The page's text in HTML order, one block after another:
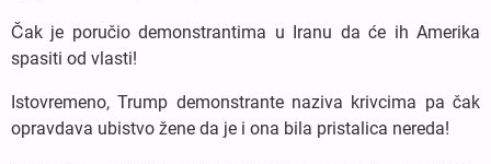
Čak je poručio demonstrantima u Iranu da će ih Amerika
spasiti od vlasti!
Istovremeno, Trump demonstrante naziva krivcima pa čak
opravdava ubistvo žene da je i ona bila pristalica nereda!